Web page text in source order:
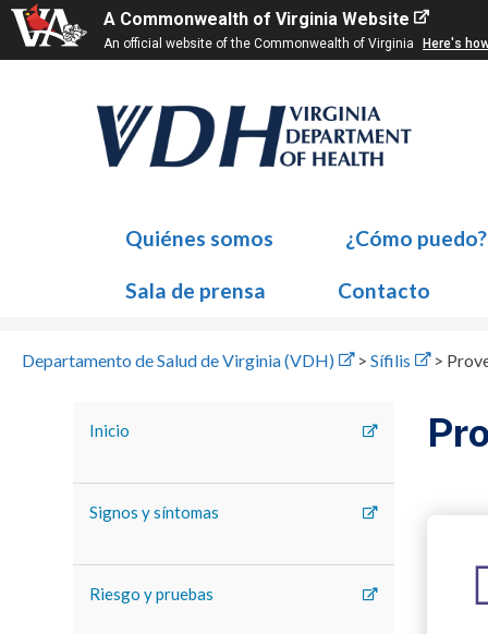
A Commonwealth of Virginia Website
An official website of the Commonwealth of Virginia Here's
Quiénes somos ¿Cómo puedo?
Sala de prensa Contacto
Departamento de Salud de Virginia (VDH) > Sífilis >
Inicio
Signos y síntomas
Riesgo y pruebas